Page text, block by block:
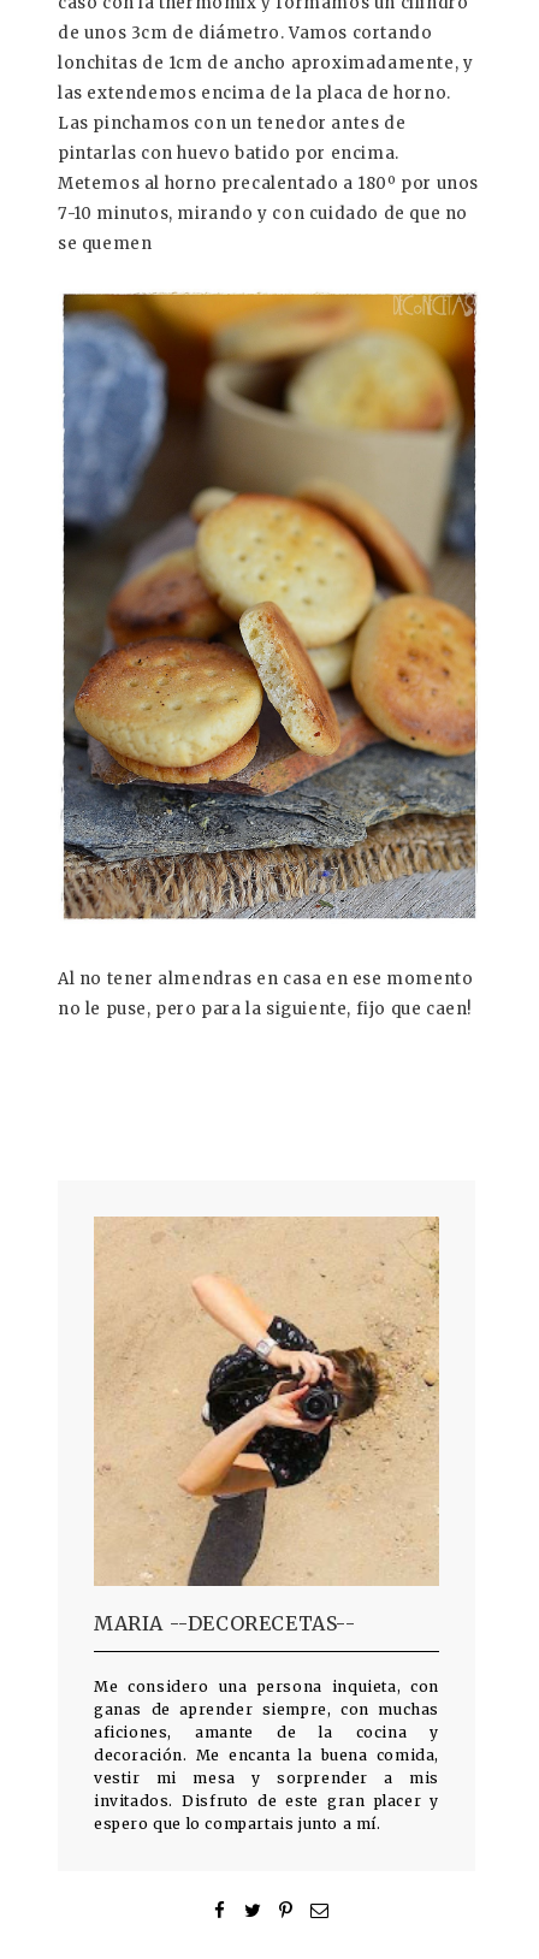
de unos 3cm de diámetro. Vamos cortando
lonchitas de 1cm de ancho aproximadamente, y
las extendemos encima de la placa de horno.
Las pinchamos con un tenedor antes de
pintarlas con huevo batido por encima.
Metemos al horno precalentado a 180º por unos
7-10 minutos, mirando y con cuidado de que no
se quemen
Al no tener almendras en casa en ese momento
no le puse, pero para la siguiente, fijo que caen!
MARIA --DECORECETAS--
Me considero una persona inquieta, con
ganas de aprender siempre, con muchas
aficiones, amante de la cocina y
decoración. Me encanta la buena comida,
vestir mi mesa y sorprender a mis
invitados. Disfruto de este gran placer y
espero que lo compartais junto a mí.